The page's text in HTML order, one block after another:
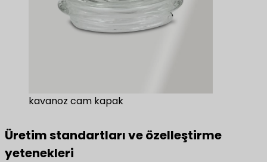
kavanoz cam kapak
Üretim standartları ve özelleştirme
yetenekleri